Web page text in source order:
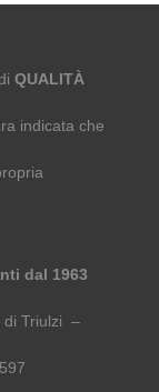
QUALITÀ
indicata che
dal 1963
di Triulzi –